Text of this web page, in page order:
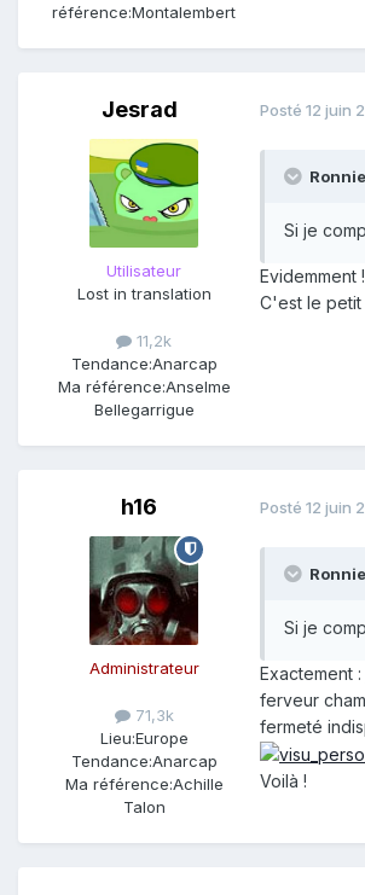
référence:Montalembert
Jesrad
Utilisateur
Lost in translation
11,2k
Tendance:Anarcap
Ma référence:Anselme
Bellegarrigue
Posté 12 juin
Si je
Evidemment
C'est le petit
h16
Administrateur
71,3k
Lieu:Europe
Tendance:Anarcap
Ma référence:Achille
Talon
Posté 12 juin
Si je
Exactement
ferveur
fermeté
Voilà !